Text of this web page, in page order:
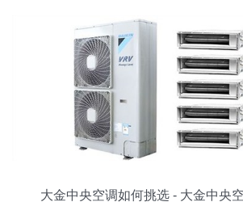
大金中央空调如何挑选 - 大金中央